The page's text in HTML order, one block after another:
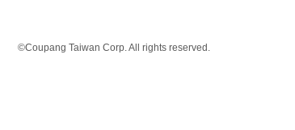
©Coupang Taiwan Corp. All rights reserved.